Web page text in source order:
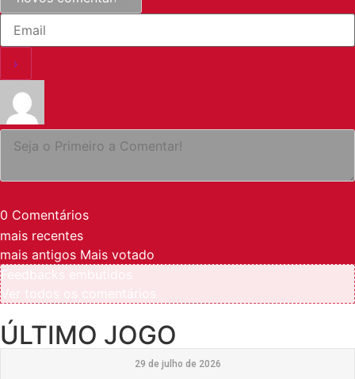
0 Comentários
mais recentes
mais antigos Mais votado
ÚLTIMO JOGO
29 de julho de 2026